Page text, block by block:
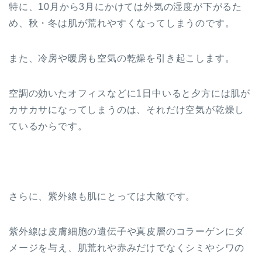
特に、10月から3月にかけては外気の湿度が下がるた
め、秋・冬は肌が荒れやすくなってしまうのです。
また、冷房や暖房も空気の乾燥を引き起こします。
空調の効いたオフィスなどに1日中いると夕方には肌が
カサカサになってしまうのは、それだけ空気が乾燥し
ているからです。
さらに、紫外線も肌にとっては大敵です。
紫外線は皮膚細胞の遺伝子や真皮層のコラーゲンにダ
メージを与え、肌荒れや赤みだけでなくシミやシワの